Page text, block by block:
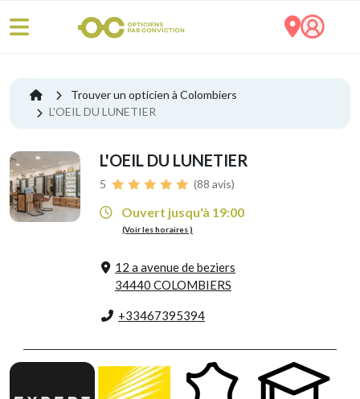
Trouver un opticien à Colombiers
L'OEIL DU LUNETIER
L'OEIL DU LUNETIER
5 (88 avis)
Ouvert jusqu'à 19:00
(Voir les horaires )
12 a avenue de beziers
34440 COLOMBIERS
+33467395394